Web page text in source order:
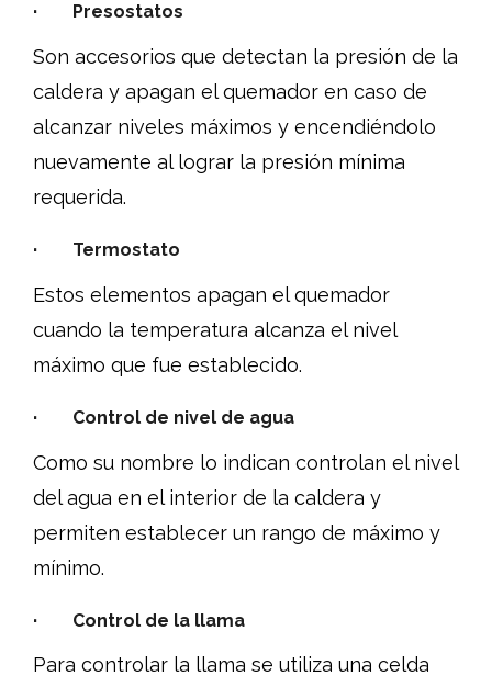
· Presostatos
Son accesorios que detectan la presión de la
caldera y apagan el quemador en caso de
alcanzar niveles máximos y encendiéndolo
nuevamente al lograr la presión mínima
requerida.
· Termostato
Estos elementos apagan el quemador
cuando la temperatura alcanza el nivel
máximo que fue establecido.
· Control de nivel de agua
Como su nombre lo indican controlan el nivel
del agua en el interior de la caldera y
permiten establecer un rango de máximo y
mínimo.
· Control de la llama
Para controlar la llama se utiliza una celda